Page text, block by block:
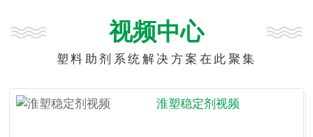
视频中心
塑料助剂系统解决方案在此聚集
淮塑稳定剂视频